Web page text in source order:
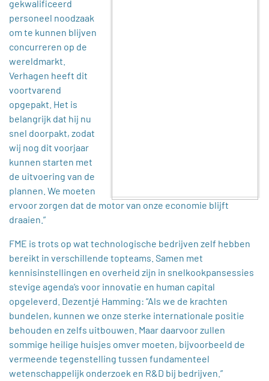
gekwalificeerd
personeel noodzaak
om te kunnen blijven
concurreren op de
wereldmarkt.
Verhagen heeft dit
voortvarend
opgepakt. Het is
belangrijk dat hij nu
snel doorpakt, zodat
wij nog dit voorjaar
kunnen starten met
de uitvoering van de
plannen. We moeten
ervoor zorgen dat de motor van onze economie blijft
draaien.”
FME is trots op wat technologische bedrijven zelf hebben
bereikt in verschillende topteams. Samen met
kennisinstellingen en overheid zijn in snelkookpansessies
stevige agenda’s voor innovatie en human capital
opgeleverd. Dezentjé Hamming: “Als we de krachten
bundelen, kunnen we onze sterke internationale positie
behouden en zelfs uitbouwen. Maar daarvoor zullen
sommige heilige huisjes omver moeten, bijvoorbeeld de
vermeende tegenstelling tussen fundamenteel
wetenschappelijk onderzoek en R&D bij bedrijven.”